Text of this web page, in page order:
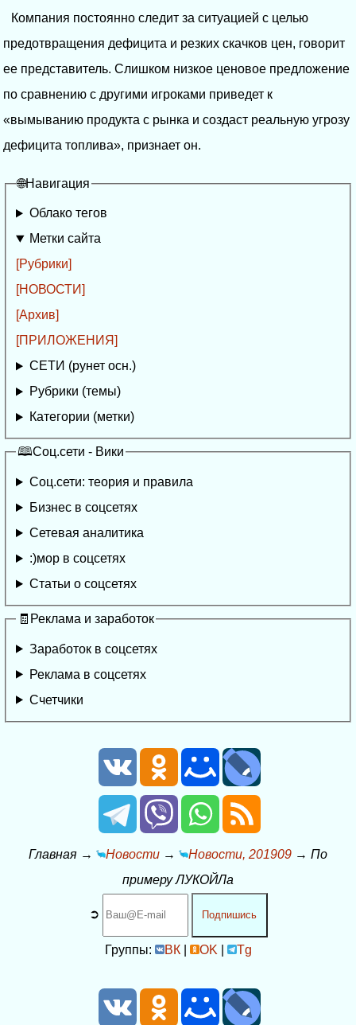
Компания постоянно следит за ситуацией с целью
предотвращения дефицита и резких скачков цен, говорит
ее представитель. Слишком низкое ценовое предложение
по сравнению с другими игроками приведет к
«вымыванию продукта с рынка и создаст реальную угрозу
дефицита топлива», признает он.
🌐Навигация
Облако тегов
Метки сайта
[Рубрики]
[НОВОСТИ]
[Архив]
[ПРИЛОЖЕНИЯ]
СЕТИ (рунет осн.)
Рубрики (темы)
Категории (метки)
🕮Соц.сети - Вики
Соц.сети: теория и правила
Бизнес в соцсетях
Сетевая аналитика
:)мор в соцсетях
Статьи о соцсетях
🧾Реклама и заработок
Заработок в соцсетях
Реклама в соцсетях
Счетчики
Главная → Новости → Новости, 201909 → По
примеру ЛУКОЙЛа
➲ Подпишись
Группы: ВК| OK Tg